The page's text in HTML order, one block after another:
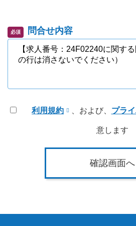
必須 問合せ内容
利用規約 、および、 プラ
意します